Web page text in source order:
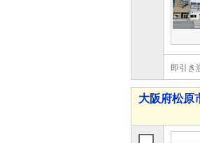
即引き
大阪府松原